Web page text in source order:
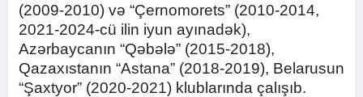
(2009-2010) və “Çernomorets” (2010-2014,
2021-2024-cü ilin iyun ayınadək),
Azərbaycanın “Qəbələ” (2015-2018),
Qazaxıstanın “Astana” (2018-2019), Belarusun
“Şaxtyor” (2020-2021) klublarında çalışıb.